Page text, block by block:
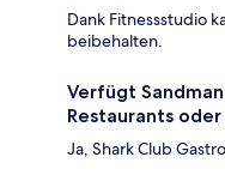
Dank Fitnessstudio
beibehalten.
Verfügt
Restaurants
Ja, Shark Club